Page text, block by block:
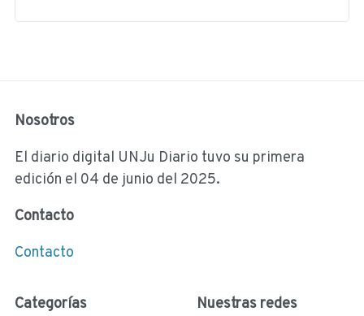
Nosotros
El diario digital UNJu Diario tuvo su primera
edición el 04 de junio del 2025.
Contacto
Contacto
Categorías
Nuestras redes